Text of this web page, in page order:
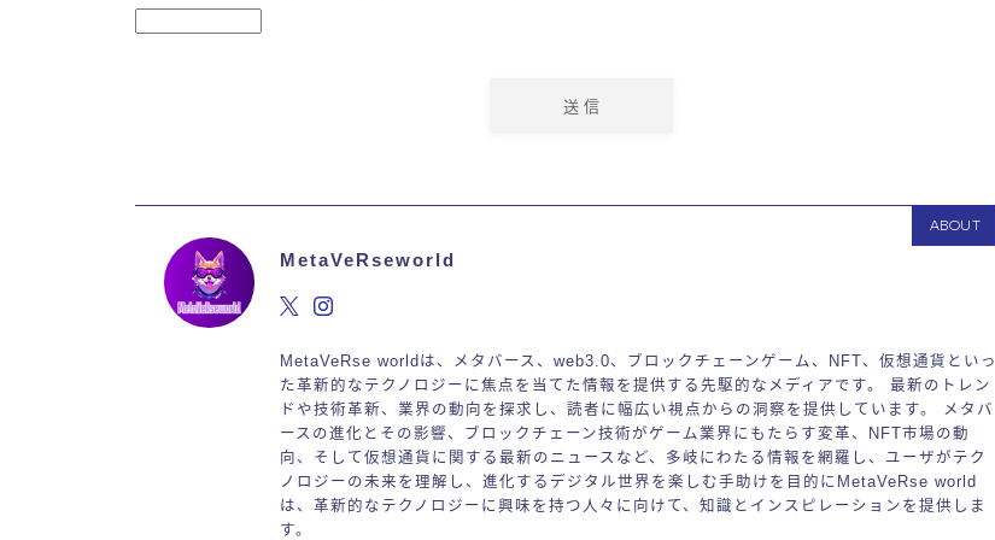
ABOUT
MetaVeRseworld
MetaVeRse worldは、メタバース、web3.0、ブロックチェーンゲーム、NFT、仮想通貨といっ
た革新的なテクノロジーに焦点を当てた情報を提供する先駆的なメディアです。 最新のトレン
ドや技術革新、業界の動向を探求し、読者に幅広い視点からの洞察を提供しています。 メタバ
ースの進化とその影響、ブロックチェーン技術がゲーム業界にもたらす変革、NFT市場の動
向、そして仮想通貨に関する最新のニュースなど、多岐にわたる情報を網羅し、ユーザがテク
ノロジーの未来を理解し、進化するデジタル世界を楽しむ手助けを目的にMetaVeRse world
は、革新的なテクノロジーに興味を持つ人々に向けて、知識とインスピレーションを提供しま
す。